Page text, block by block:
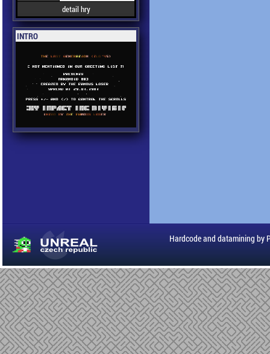
detail hry
INTRO
Hardcode and datamining by